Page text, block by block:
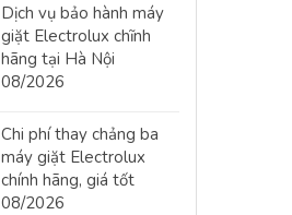
Dịch vụ bảo hành máy
giặt Electrolux chĩnh
hãng tại Hà Nội
08/2026
Chi phí thay chảng ba
máy giặt Electrolux
chính hãng, giá tốt
08/2026